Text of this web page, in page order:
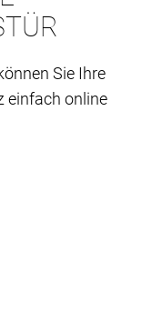
Sie Ihre
einfach online